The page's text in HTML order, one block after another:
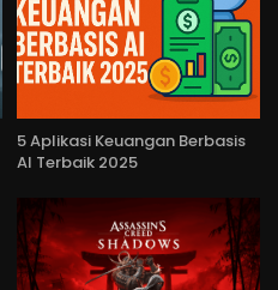
5 Aplikasi Keuangan Berbasis
AI Terbaik 2025